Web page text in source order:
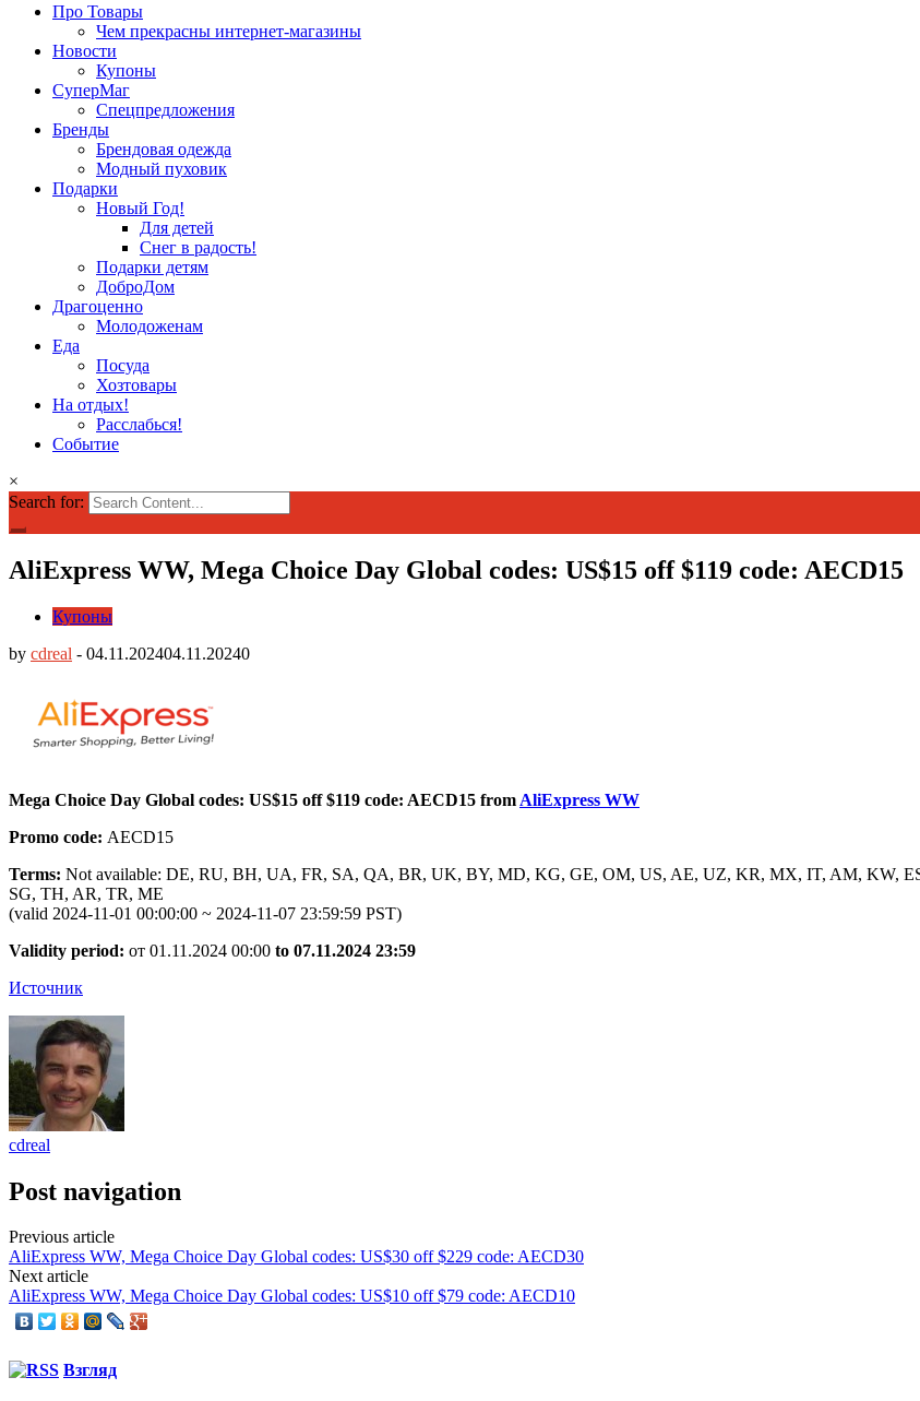
Про Товары
Чем прекрасны интернет-магазины
Новости
Купоны
СуперМаг
Спецпредложения
Бренды
Брендовая одежда
Модный пуховик
Подарки
Новый Год!
Для детей
Снег в радость!
Подарки детям
ДоброДом
Драгоценно
Молодоженам
Еда
Посуда
Хозтовары
На отдых!
Расслабься!
Событие
×
Search for:
AliExpress WW, Mega Choice Day Global codes: US$15 off $119 code: AECD15
Купоны
by cdreal - 04.11.202404.11.20240
Mega Choice Day Global codes: US$15 off $119 code: AECD15 from AliExpress WW
Promo code: AECD15
Terms: Not available: DE, RU, BH, UA, FR, SA, QA, BR, UK, BY, MD, KG, GE, OM, US, AE, UZ, KR, MX, IT, AM, KW,
SG, TH, AR, TR, ME
(valid 2024-11-01 00:00:00 ~ 2024-11-07 23:59:59 PST)
Validity period: от 01.11.2024 00:00 to 07.11.2024 23:59
Источник
cdreal
Post navigation
Previous article
AliExpress WW, Mega Choice Day Global codes: US$30 off $229 code: AECD30
Next article
AliExpress WW, Mega Choice Day Global codes: US$10 off $79 code: AECD10
Взгляд